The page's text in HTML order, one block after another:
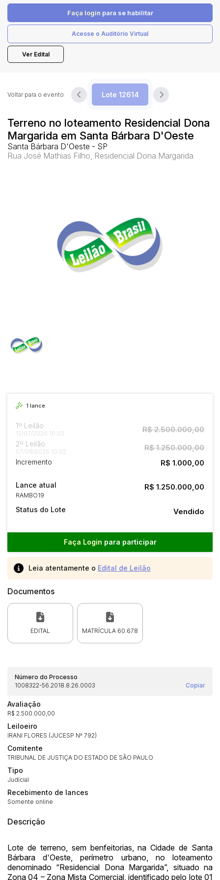
Faça login para se habilitar
Acesse o Auditório Virtual
Ver Edital
Terreno no loteamento Residencial Dona
Margarida em Santa Bárbara D'Oeste
Santa Bárbara D'Oeste - SP
Rua José Mathias Filho, Residencial Dona Margarida
Voltar para o evento
1 lance
1º Leilão
13/07/2026 10:02 R$ 2.500.000,00
2º Leilão
07/08/2026 10:02 R$ 1.250.000,00
Incremento R$ 1.000,00
Lance atual
RAMBO19
R$ 1.250.000,00
Status do Lote Vendido
Faça Login para participar
Leia atentamente o Edital de Leilão
Documentos
EDITAL MATRÍCULA 60.678
Número do Processo
1008322-56.2018.8.26.0003
Copiar
Avaliação
R$ 2.500.000,00
Leiloeiro
IRANI FLORES (JUCESP Nª 792)
Comitente
TRIBUNAL DE JUSTIÇA DO ESTADO DE SÃO PAULO
Tipo
Judicial
Recebimento de lances
Somente online
Descrição
Lote de terreno, sem benfeitorias, na Cidade de Santa
Bárbara d'Oeste, perímetro urbano, no loteamento
denominado “Residencial Dona Margarida”, situado na
Zona 04 – Zona Mista Comercial, identificado pelo lote 01
Envie sua Proposta
(Art. 895, CPC)
Histórico de Propostas
Usuário Valor
Habilite-se para efetuar lances ou
propostas